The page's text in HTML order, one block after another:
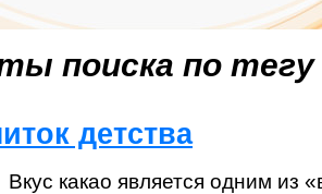
поиска по
детства
Вкус какао является одним из